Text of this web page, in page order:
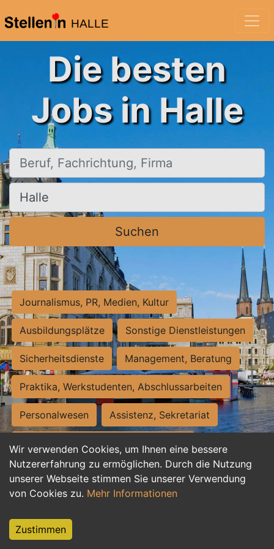
HALLE
Wir verwenden Cookies, um Ihnen eine bessere
Nutzererfahrung zu ermöglichen. Durch die Nutzung
unserer Webseite stimmen Sie unserer Verwendung
von Cookies zu. Mehr Informationen
Zustimmen
Die besten
Jobs in Halle
Beruf, Fachrichtung, Firma
Ort, Stadt
Suchen
Journalismus, PR, Medien, Kultur
Ausbildungsplätze Sonstige Dienstleistungen
Sicherheitsdienste Management, Beratung
Praktika, Werkstudenten, Abschlussarbeiten
Personalwesen Assistenz, Sekretariat
Hilfskräfte, Aushilfs- und Nebenjobs
Einkauf, Logistik, Materialwirtschaft
Weiterbildung, Studium, duale Ausbildung
Tourismus